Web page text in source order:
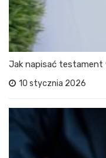
Jak napisać testament
10 stycznia 2026